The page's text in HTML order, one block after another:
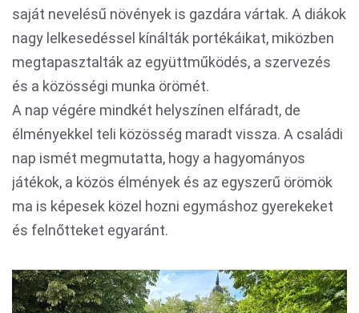
saját nevelésű növények is gazdára vártak. A diákok
nagy lelkesedéssel kínálták portékáikat, miközben
megtapasztalták az együttműködés, a szervezés
és a közösségi munka örömét.
A nap végére mindkét helyszínen elfáradt, de
élményekkel teli közösség maradt vissza. A családi
nap ismét megmutatta, hogy a hagyományos
játékok, a közös élmények és az egyszerű örömök
ma is képesek közel hozni egymáshoz gyerekeket
és felnőtteket egyaránt.